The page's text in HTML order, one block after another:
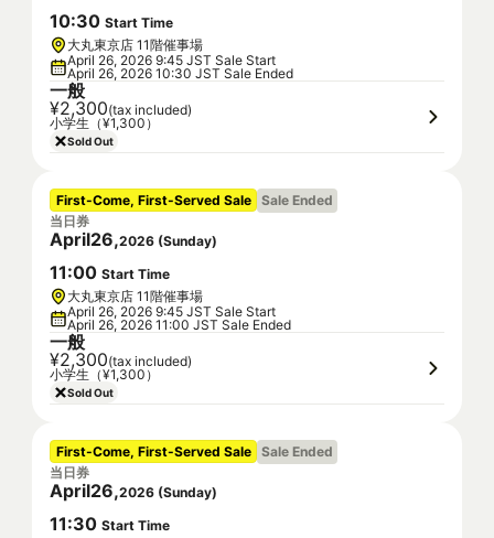
10:30 Start Time
大丸東京店 11階催事場
April 26, 2026 9:45 JST Sale Start
April 26, 2026 10:30 JST Sale Ended
一般
¥2,300(tax included)
小学生（¥1,300）
Sold Out
First-Come, First-Served Sale Sale Ended
当日券
April26,2026 (Sunday)
11:00 Start Time
大丸東京店 11階催事場
April 26, 2026 9:45 JST Sale Start
April 26, 2026 11:00 JST Sale Ended
一般
¥2,300(tax included)
小学生（¥1,300）
Sold Out
First-Come, First-Served Sale Sale Ended
当日券
April26,2026 (Sunday)
11:30 Start Time